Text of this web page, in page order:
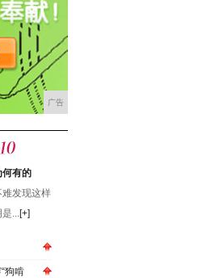
广告
何有的
发现这样
...[+]
狗啃